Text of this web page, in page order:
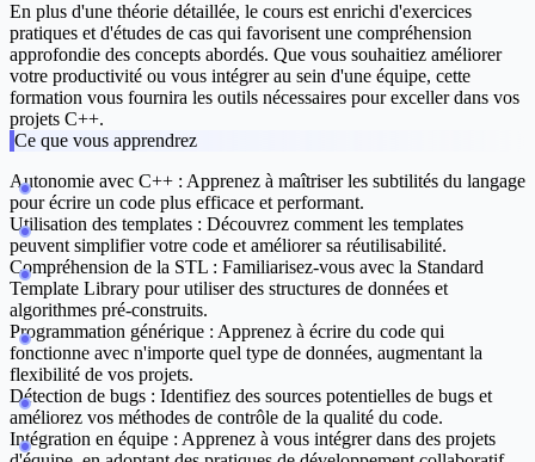
En plus d'une théorie détaillée, le cours est enrichi d'exercices
pratiques et d'études de cas qui favorisent une compréhension
approfondie des concepts abordés. Que vous souhaitiez améliorer
votre productivité ou vous intégrer au sein d'une équipe, cette
formation vous fournira les outils nécessaires pour exceller dans vos
projets C++.
Ce que vous apprendrez
Autonomie avec C++ : Apprenez à maîtriser les subtilités du langage
pour écrire un code plus efficace et performant.
Utilisation des templates : Découvrez comment les templates
peuvent simplifier votre code et améliorer sa réutilisabilité.
Compréhension de la STL : Familiarisez-vous avec la Standard
Template Library pour utiliser des structures de données et
algorithmes pré-construits.
Programmation générique : Apprenez à écrire du code qui
fonctionne avec n'importe quel type de données, augmentant la
flexibilité de vos projets.
Détection de bugs : Identifiez des sources potentielles de bugs et
améliorez vos méthodes de contrôle de la qualité du code.
Intégration en équipe : Apprenez à vous intégrer dans des projets